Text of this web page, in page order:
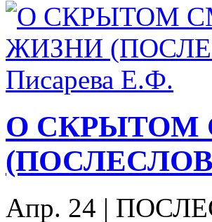
О СКРЫТОМ
Апр. 24 |